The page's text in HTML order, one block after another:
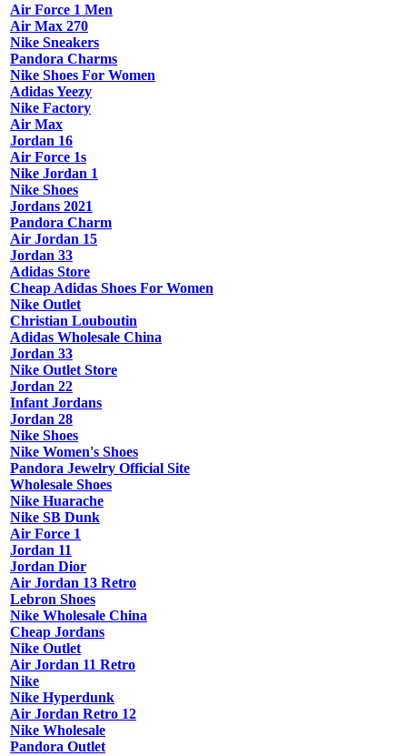
Air Force 1 Men
Air Max 270
Nike Sneakers
Pandora Charms
Nike Shoes For Women
Adidas Yeezy
Nike Factory
Air Max
Jordan 16
Air Force 1s
Nike Jordan 1
Nike Shoes
Jordans 2021
Pandora Charm
Air Jordan 15
Jordan 33
Adidas Store
Cheap Adidas Shoes For Women
Nike Outlet
Christian Louboutin
Adidas Wholesale China
Jordan 33
Nike Outlet Store
Jordan 22
Infant Jordans
Jordan 28
Nike Shoes
Nike Women's Shoes
Pandora Jewelry Official Site
Wholesale Shoes
Nike Huarache
Nike SB Dunk
Air Force 1
Jordan 11
Jordan Dior
Air Jordan 13 Retro
Lebron Shoes
Nike Wholesale China
Cheap Jordans
Nike Outlet
Air Jordan 11 Retro
Nike
Nike Hyperdunk
Air Jordan Retro 12
Nike Wholesale
Pandora Outlet